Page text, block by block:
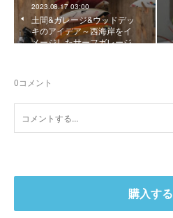
2023.08.17 03:00
土間&ガレージ&ウッドデッ
キのアイデア～西海岸をイ
メージしたサーフガレージ
0コメント
購入する